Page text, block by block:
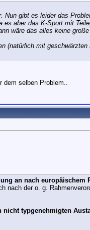
Nun gibt es leider das
aber das K-Sport mit
wäre das alles keine
(natürlich mit
dem selben Problem..
an nach europäischem
nach der o. g.
nicht typgenehmigten